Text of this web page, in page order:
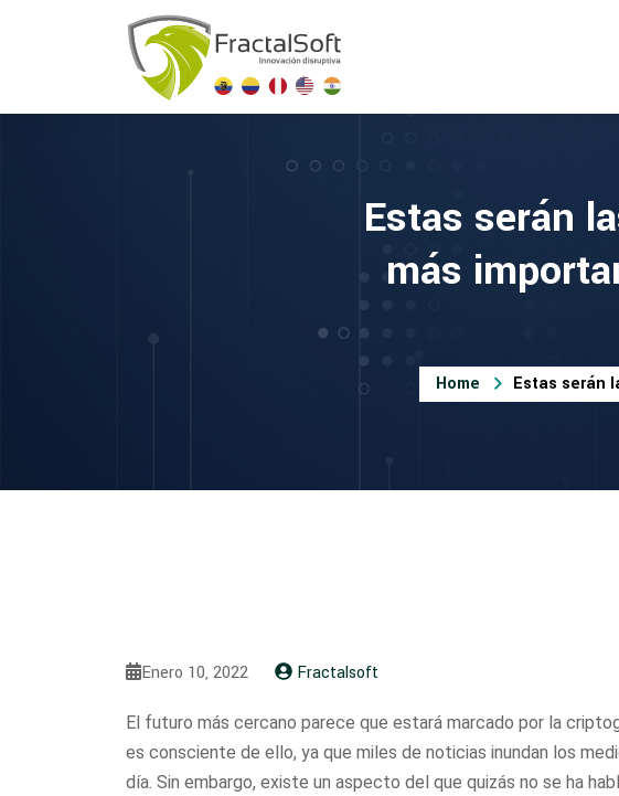
Estas serán
más
Home Estas serán
Enero 10, 2022 Fractalsoft
El futuro más cercano parece que estará marcado por la
es consciente de ello, ya que miles de noticias inundan los
día. Sin embargo, existe un aspecto del que quizás no se ha